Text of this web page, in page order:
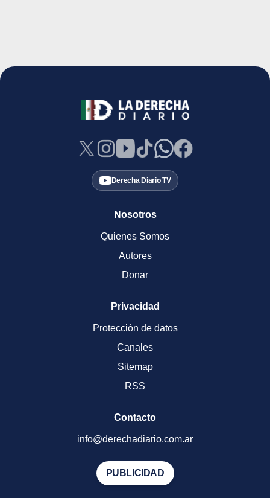
Derecha Diario TV
Nosotros
Quienes Somos
Autores
Donar
Privacidad
Protección de datos
Canales
Sitemap
RSS
Contacto
info@derechadiario.com.ar
PUBLICIDAD